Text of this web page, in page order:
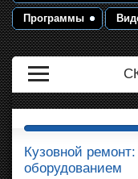
Программы
Кузовной
оборудованием